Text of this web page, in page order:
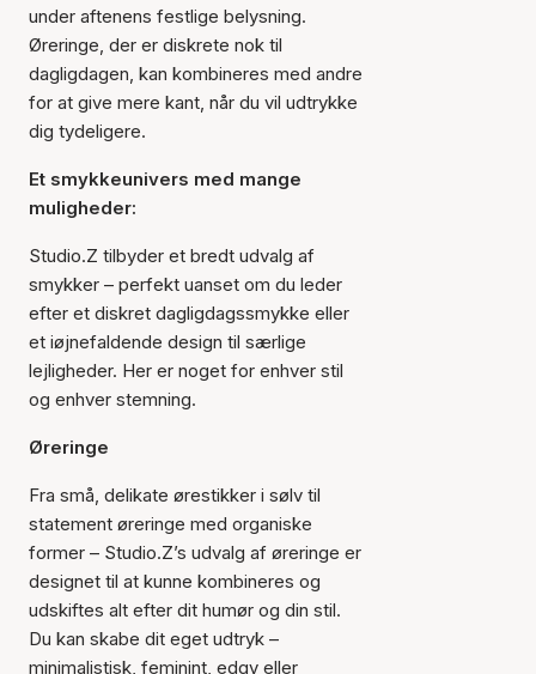
under aftenens festlige belysning.
Øreringe, der er diskrete nok til
dagligdagen, kan kombineres med andre
for at give mere kant, når du vil udtrykke
dig tydeligere.
Et smykkeunivers med mange
muligheder:
Studio.Z tilbyder et bredt udvalg af
smykker – perfekt uanset om du leder
efter et diskret dagligdagssmykke eller
et iøjnefaldende design til særlige
lejligheder. Her er noget for enhver stil
og enhver stemning.
Øreringe
Fra små, delikate ørestikker i sølv til
statement øreringe med organiske
former – Studio.Z’s udvalg af øreringe er
designet til at kunne kombineres og
udskiftes alt efter dit humør og din stil.
Du kan skabe dit eget udtryk –
minimalistisk, feminint, edgy eller